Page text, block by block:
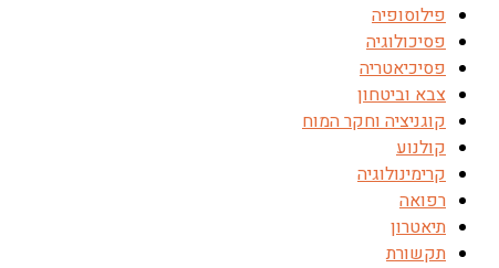
פילוסופיה
פסיכולוגיה
פסיכיאטריה
צבא וביטחון
קוגניציה וחקר המוח
קולנוע
קרימינולוגיה
רפואה
תיאטרון
תקשורת